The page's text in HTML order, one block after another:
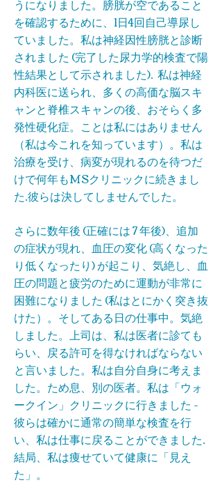
うになりました。膀胱が空であること
を確認するために、1日4回自己導尿し
ていました。私は神経因性膀胱と診断
されました (完了した尿力学的検査で陽
性結果として示されました). 私は神経
内科医に送られ、多くの高価な脳スキ
ャンと脊椎スキャンの後、おそらく多
発性硬化症。ことは私にはありません
（私は今これを知っています）。私は
治療を受け、病変が現れるのを待つだ
けで何年もMSクリニックに続きまし
た.彼らは決してしませんでした。
さらに数年後 (正確には 7 年後)、追加
の症状が現れ、血圧の変化 (高くなった
り低くなったり) が起こり、気絶し、血
圧の問題と疲労のために運動が非常に
困難になりました (私はとにかく突き抜
けた）。そしてある日の仕事中。気絶
しました。上司は、私は医者に診ても
らい、戻る許可を得なければならない
と言いました。私は自分自身に考えま
した。ため息、別の医者。私は「ウォ
ークイン」クリニックに行きました -
彼らは確かに通常の簡単な検査を行
い、私は仕事に戻ることができました.
結局、私は痩せていて健康に「見え
た」。